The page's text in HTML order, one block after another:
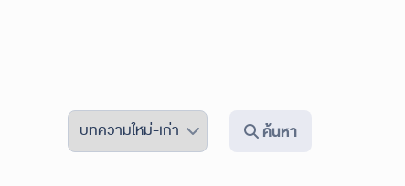
ค้นหา